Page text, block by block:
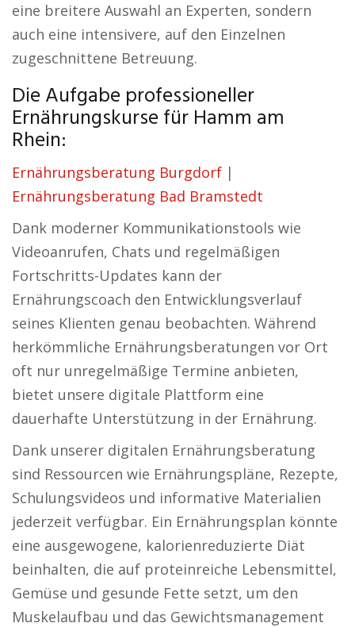
eine breitere Auswahl an Experten, sondern
auch eine intensivere, auf den Einzelnen
zugeschnittene Betreuung.
Die Aufgabe professioneller
Ernährungskurse für Hamm am
Rhein:
Ernährungsberatung Burgdorf |
Ernährungsberatung Bad Bramstedt
Dank moderner Kommunikationstools wie
Videoanrufen, Chats und regelmäßigen
Fortschritts-Updates kann der
Ernährungscoach den Entwicklungsverlauf
seines Klienten genau beobachten. Während
herkömmliche Ernährungsberatungen vor Ort
oft nur unregelmäßige Termine anbieten,
bietet unsere digitale Plattform eine
dauerhafte Unterstützung in der Ernährung.
Dank unserer digitalen Ernährungsberatung
sind Ressourcen wie Ernährungspläne, Rezepte,
Schulungsvideos und informative Materialien
jederzeit verfügbar. Ein Ernährungsplan könnte
eine ausgewogene, kalorienreduzierte Diät
beinhalten, die auf proteinreiche Lebensmittel,
Gemüse und gesunde Fette setzt, um den
Muskelaufbau und das Gewichtsmanagement